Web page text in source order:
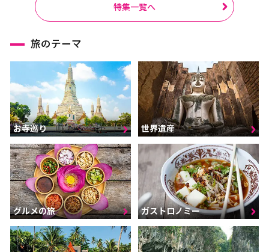
特集一覧へ
旅のテーマ
お寺巡り 世界遺産
グルメの旅 ガストロノミー